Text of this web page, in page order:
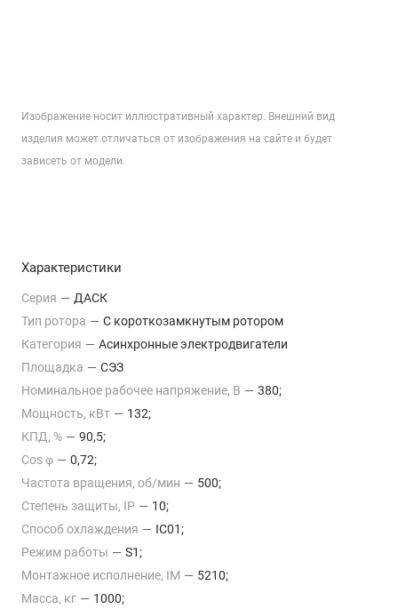
Изображение носит иллюстративный характер. Внешний вид
изделия может отличаться от изображения на сайте и будет
зависеть от модели.
Характеристики
Серия — ДАСК
Тип ротора — С короткозамкнутым ротором
Категория — Асинхронные электродвигатели
Площадка — СЭЗ
Номинальное рабочее напряжение, В — 380;
Мощность, кВт — 132;
КПД, % — 90,5;
Cos φ — 0,72;
Частота вращения, об/мин — 500;
Степень защиты, IP — 10;
Способ охлаждения — IC01;
Режим работы — S1;
Монтажное исполнение, IM — 5210;
Масса, кг — 1000;